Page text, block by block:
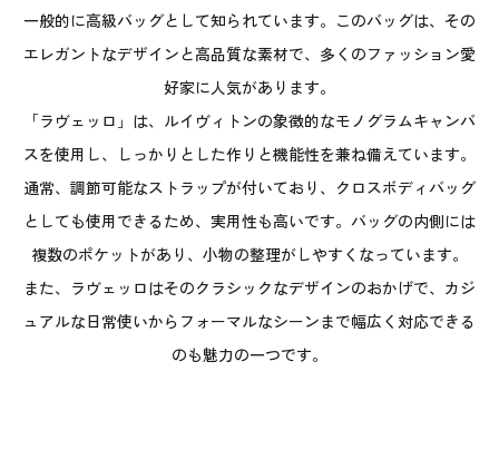
一般的に高級バッグとして知られています。このバッグは、その
エレガントなデザインと高品質な素材で、多くのファッション愛
好家に人気があります。
「ラヴェッロ」は、ルイヴィトンの象徴的なモノグラムキャンバ
スを使用し、しっかりとした作りと機能性を兼ね備えています。
通常、調節可能なストラップが付いており、クロスボディバッグ
としても使用できるため、実用性も高いです。バッグの内側には
複数のポケットがあり、小物の整理がしやすくなっています。
また、ラヴェッロはそのクラシックなデザインのおかげで、カジ
ュアルな日常使いからフォーマルなシーンまで幅広く対応できる
のも魅力の一つです。